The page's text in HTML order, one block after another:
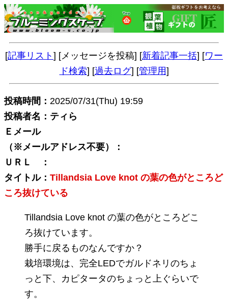
[記事リスト ] [メッセージを投稿] [新着記事一括] [ワー
ド検索] [過去ログ] [管理用]
投稿時間： 2025/07/31(Thu) 19:59
投稿者名：ティら
Ｅメール
（※メールアドレス不要）：
ＵＲＬ ：
タイトル： Tillandsia Love knot の葉の色がところど
ころ抜けている
Tillandsia Love knot の葉の色がところどこ
ろ抜けています。
勝手に戻るものなんですか？
栽培環境は、完全LEDでガルドネリのちょ
っと下、カピタータのちょっと上ぐらいで
す。